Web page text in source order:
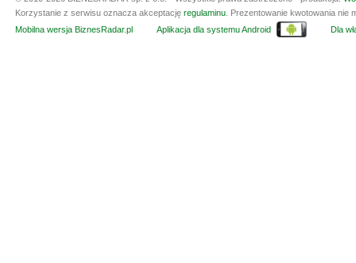
Korzystanie z serwisu oznacza akceptację regulaminu. Prezentowanie kwotowania nie
Mobilna wersja BiznesRadar.pl
Aplikacja dla systemu Android Dla